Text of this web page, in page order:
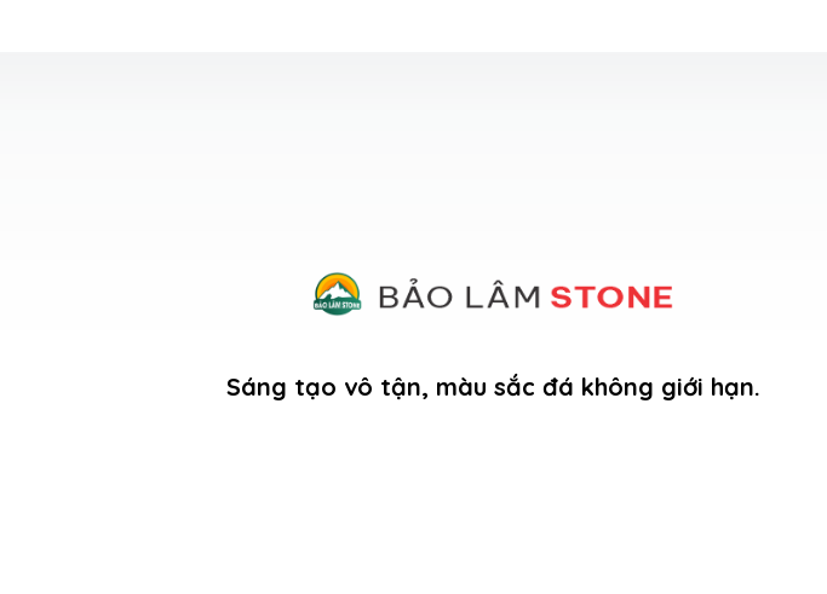
Sáng tạo vô tận, màu sắc đá không giới hạn.